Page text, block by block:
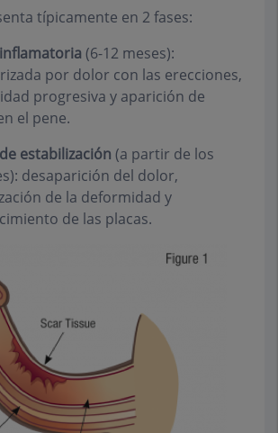
típicamente en 2 fases:
(6-12 meses):
por dolor con las erecciones,
progresiva y aparición de
el pene.
estabilización (a partir de los
desaparición del dolor,
de la deformidad y
de las placas.